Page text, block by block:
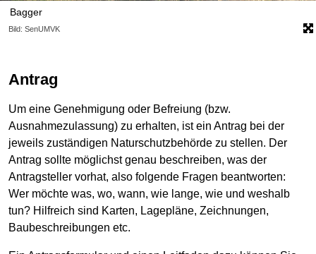
Bagger
Bild: SenUMVK
Antrag
Um eine Genehmigung oder Befreiung (bzw.
Ausnahmezulassung) zu erhalten, ist ein Antrag bei der
jeweils zuständigen Naturschutzbehörde zu stellen. Der
Antrag sollte möglichst genau beschreiben, was der
Antragsteller vorhat, also folgende Fragen beantworten:
Wer möchte was, wo, wann, wie lange, wie und weshalb
tun? Hilfreich sind Karten, Lagepläne, Zeichnungen,
Baubeschreibungen etc.